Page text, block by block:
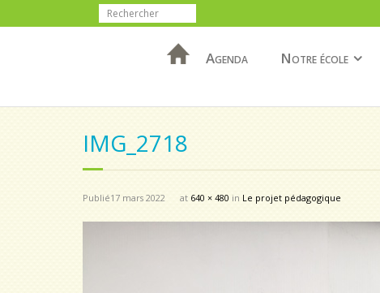
Agenda Notre école
IMG_2718
Publié17 mars 2022 at 640 × 480 in Le projet pédagogique